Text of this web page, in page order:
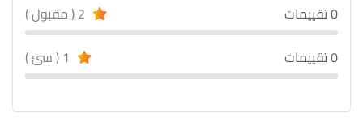
0 تقييمات
0 تقييمات